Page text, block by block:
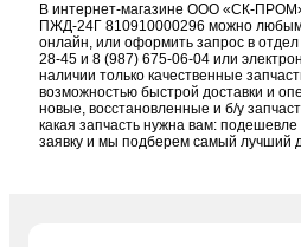
В интернет-магазине ООО «СК-
ПЖД-24Г 810910000296 можно
онлайн, или оформить запрос в
28-45и 8 (987) 675-06-04или
наличии только качественные
возможностью быстрой доставки и
новые, восстановленные и б/у
какая запчасть нужна вам:
заявку и мы подберем самый лучший